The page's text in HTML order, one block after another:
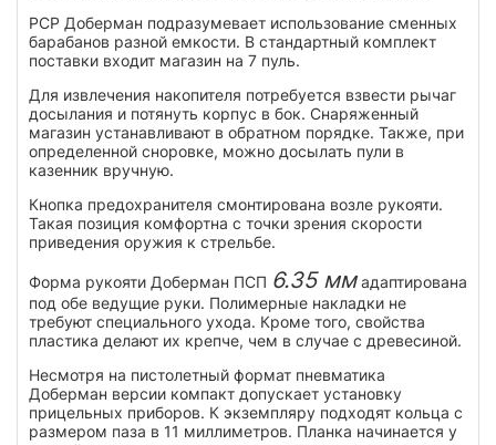
РСР Доберман подразумевает использование сменных
барабанов разной емкости. В стандартный комплект
поставки входит магазин на 7 пуль.
Для извлечения накопителя потребуется взвести рычаг
досылания и потянуть корпус в бок. Снаряженный
магазин устанавливают в обратном порядке. Также, при
определенной сноровке, можно досылать пули в
казенник вручную.
Кнопка предохранителя смонтирована возле рукояти.
Такая позиция комфортна с точки зрения скорости
приведения оружия к стрельбе.
Форма рукояти Доберман ПСП 6.35 ммадаптирована
под обе ведущие руки. Полимерные накладки не
требуют специального ухода. Кроме того, свойства
пластика делают их крепче, чем в случае с древесиной.
Несмотря на пистолетный формат пневматика
Доберман версии компакт допускает установку
прицельных приборов. К экземпляру подходят кольца с
размером паза в 11 миллиметров. Планка начинается у